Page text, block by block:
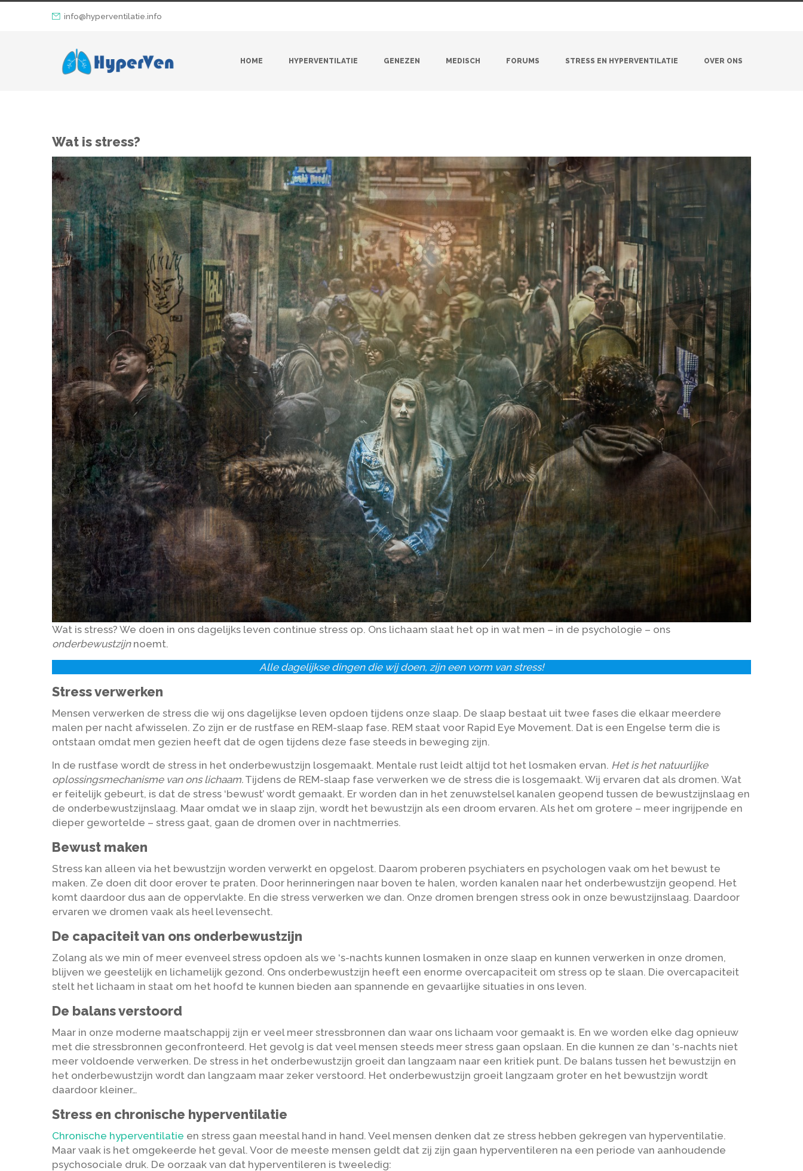
info@hyperventilatie.info
HOME HYPERVENTILATIE GENEZEN MEDISCH FORUMS STRESS EN HYPERVENTILATIE OVER ONS
Wat is stress?
Wat is stress? We doen in ons dagelijks leven continue stress op. Ons lichaam slaat het op in wat men – in de psychologie – ons
onderbewustzijn noemt.
Alle dagelijkse dingen die wij doen, zijn een vorm van stress!
Stress verwerken
Mensen verwerken de stress die wij ons dagelijkse leven opdoen tijdens onze slaap. De slaap bestaat uit twee fases die elkaar meerdere
malen per nacht afwisselen. Zo zijn er de rustfase en REM-slaap fase. REM staat voor Rapid Eye Movement. Dat is een Engelse term die is
ontstaan omdat men gezien heeft dat de ogen tijdens deze fase steeds in beweging zijn.
In de rustfase wordt de stress in het onderbewustzijn losgemaakt. Mentale rust leidt altijd tot het losmaken ervan. Het is het natuurlijke
oplossingsmechanisme van ons lichaam. Tijdens de REM-slaap fase verwerken we de stress die is losgemaakt. Wij ervaren dat als dromen. Wat
er feitelijk gebeurt, is dat de stress ‘bewust’ wordt gemaakt. Er worden dan in het zenuwstelsel kanalen geopend tussen de bewustzijnslaag en
de onderbewustzijnslaag. Maar omdat we in slaap zijn, wordt het bewustzijn als een droom ervaren. Als het om grotere – meer ingrijpende en
dieper gewortelde – stress gaat, gaan de dromen over in nachtmerries.
Bewust maken
Stress kan alleen via het bewustzijn worden verwerkt en opgelost. Daarom proberen psychiaters en psychologen vaak om het bewust te
maken. Ze doen dit door erover te praten. Door herinneringen naar boven te halen, worden kanalen naar het onderbewustzijn geopend. Het
komt daardoor dus aan de oppervlakte. En die stress verwerken we dan. Onze dromen brengen stress ook in onze bewustzijnslaag. Daardoor
ervaren we dromen vaak als heel levensecht.
De capaciteit van ons onderbewustzijn
Zolang als we min of meer evenveel stress opdoen als we ‘s-nachts kunnen losmaken in onze slaap en kunnen verwerken in onze dromen,
blijven we geestelijk en lichamelijk gezond. Ons onderbewustzijn heeft een enorme overcapaciteit om stress op te slaan. Die overcapaciteit
stelt het lichaam in staat om het hoofd te kunnen bieden aan spannende en gevaarlijke situaties in ons leven.
De balans verstoord
Maar in onze moderne maatschappij zijn er veel meer stressbronnen dan waar ons lichaam voor gemaakt is. En we worden elke dag opnieuw
met die stressbronnen geconfronteerd. Het gevolg is dat veel mensen steeds meer stress gaan opslaan. En die kunnen ze dan ‘s-nachts niet
meer voldoende verwerken. De stress in het onderbewustzijn groeit dan langzaam naar een kritiek punt. De balans tussen het bewustzijn en
het onderbewustzijn wordt dan langzaam maar zeker verstoord. Het onderbewustzijn groeit langzaam groter en het bewustzijn wordt
daardoor kleiner…
Stress en chronische hyperventilatie
Chronische hyperventilatie en stress gaan meestal hand in hand. Veel mensen denken dat ze stress hebben gekregen van hyperventilatie.
Maar vaak is het omgekeerde het geval. Voor de meeste mensen geldt dat zij zijn gaan hyperventileren na een periode van aanhoudende
psychosociale druk. De oorzaak van dat hyperventileren is tweeledig: